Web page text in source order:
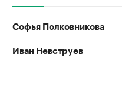
Софья Полковникова
Иван Невструев